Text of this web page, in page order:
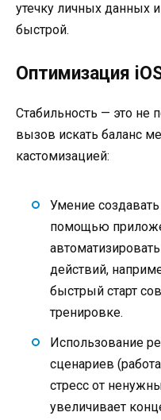
утечку личных данных
быстрой.
Оптимизация
Стабильность — это не
вызов искать баланс
кастомизацией:
Умение
помощью
действий,
быстрый старт
тренировке.
Использование
сценариев
стресс от
увеличивает